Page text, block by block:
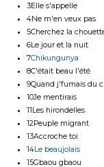
3Elle s'appelle
4Ne m'en veux pas
5Cherchez la
6Le jour et la nuit
7Chikungunya
8C'était beau l'été
9Quand j'fumais du
10Je mentirais
11 Les hirondelles
12Peuple migrant
13Accroche toi
14Le beaujolais
15Gbaou gbaou